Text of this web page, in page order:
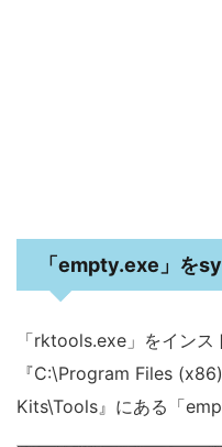
「empty.exe」を
「rktools.exe」をイン
『C:\Program Files
Kits\Tools』にある「